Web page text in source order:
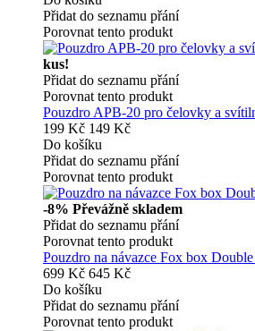
Přidat do seznamu přání
Porovnat tento produkt
kus!
Přidat do seznamu přání
Porovnat tento produkt
Pouzdro APB-20 pro čelovky a
199 Kč 149 Kč
Do košíku
Přidat do seznamu přání
Porovnat tento produkt
-8% Převážně skladem
Přidat do seznamu přání
Porovnat tento produkt
Pouzdro na návazce Fox box
699 Kč 645 Kč
Do košíku
Přidat do seznamu přání
Porovnat tento produkt